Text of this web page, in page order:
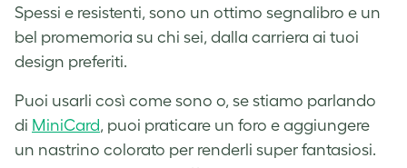
Spessi e resistenti, sono un ottimo segnalibro e un
bel promemoria su chi sei, dalla carriera ai tuoi
design preferiti.
Puoi usarli così come sono o, se stiamo parlando
di MiniCard, puoi praticare un foro e aggiungere
un nastrino colorato per renderli super fantasiosi.